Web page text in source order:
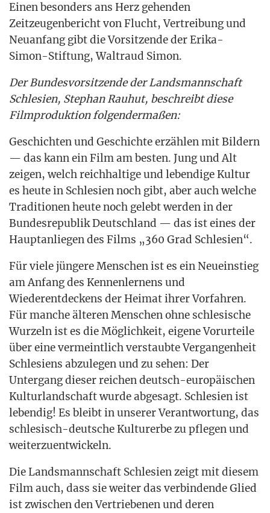
Einen beson­ders ans Herz gehen­den
Zeit­zeu­gen­be­richt von Flucht, Ver­trei­bung und
Neu­an­fang gibt die Vor­sit­zen­de der Eri­ka-
Simon-Stif­tung, Wal­traud Simon.
Der Bun­des­vor­sit­zen­de der Lands­mann­schaft
Schle­si­en, Ste­phan Rau­hut, beschreibt die­se
Film­pro­duk­ti­on folgendermaßen:
Geschich­ten und Geschich­te erzäh­len mit Bil­dern
— das kann ein Film am bes­ten. Jung und Alt
zei­gen, welch reich­hal­ti­ge und leben­di­ge Kul­tur
es heu­te in Schle­si­en noch gibt, aber auch wel­che
Tra­di­tio­nen heu­te noch gelebt wer­den in der
Bun­des­re­pu­blik Deutsch­land — das ist eines der
Haupt­an­lie­gen des Films „360 Grad Schlesien“.
Für vie­le jün­ge­re Men­schen ist es ein Neu­ein­stieg
am Anfang des Ken­nen­ler­nens und
Wie­der­ent­de­ckens der Hei­mat ihrer Vor­fah­ren.
Für man­che älte­ren Men­schen ohne schle­si­sche
Wur­zeln ist es die Mög­lich­keit, eige­ne Vor­ur­tei­le
über eine ver­meint­lich ver­staub­te Ver­gan­gen­heit
Schle­si­ens abzu­le­gen und zu sehen: Der
Unter­gang die­ser rei­chen deutsch-euro­päi­schen
Kul­tur­land­schaft wur­de abge­sagt. Schle­si­en ist
leben­dig! Es bleibt in unse­rer Ver­ant­wor­tung, das
schle­sisch-deut­sche Kul­tur­er­be zu pfle­gen und
weiterzuentwickeln.
Die Lands­mann­schaft Schle­si­en zeigt mit die­sem
Film auch, dass sie wei­ter das ver­bin­den­de Glied
ist zwi­schen den Ver­trie­be­nen und deren